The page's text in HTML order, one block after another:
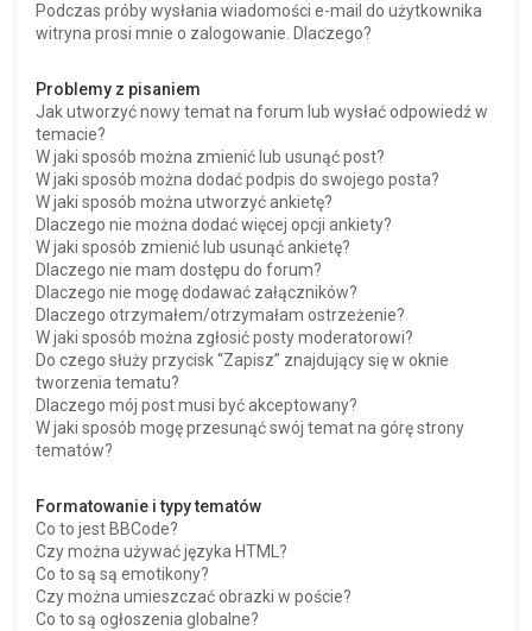
Podczas próby wysłania wiadomości e-mail do użytkownika
witryna prosi mnie o zalogowanie. Dlaczego?
Problemy z pisaniem
Jak utworzyć nowy temat na forum lub wysłać odpowiedź w
temacie?
W jaki sposób można zmienić lub usunąć post?
W jaki sposób można dodać podpis do swojego posta?
W jaki sposób można utworzyć ankietę?
Dlaczego nie można dodać więcej opcji ankiety?
W jaki sposób zmienić lub usunąć ankietę?
Dlaczego nie mam dostępu do forum?
Dlaczego nie mogę dodawać załączników?
Dlaczego otrzymałem/otrzymałam ostrzeżenie?
W jaki sposób można zgłosić posty moderatorowi?
Do czego służy przycisk “Zapisz” znajdujący się w oknie
tworzenia tematu?
Dlaczego mój post musi być akceptowany?
W jaki sposób mogę przesunąć swój temat na górę strony
tematów?
Formatowanie i typy tematów
Co to jest BBCode?
Czy można używać języka HTML?
Co to są są emotikony?
Czy można umieszczać obrazki w poście?
Co to są ogłoszenia globalne?